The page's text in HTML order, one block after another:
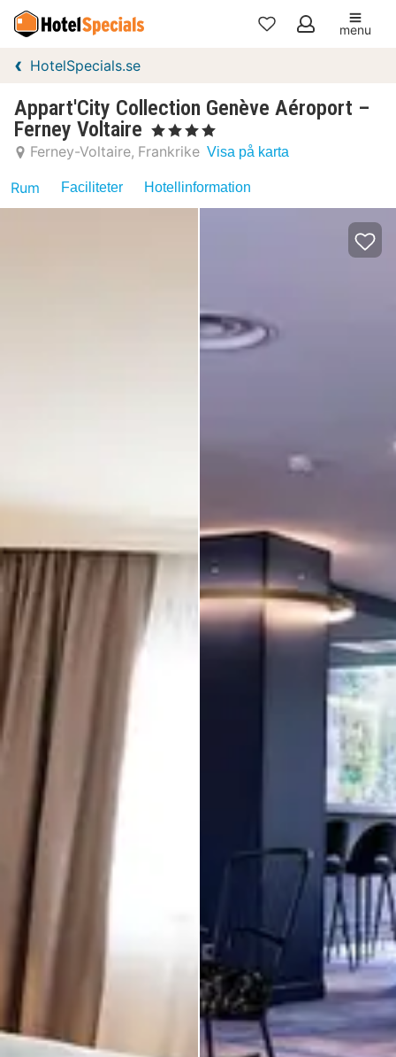
Mina
menu
HotelSpecials.se
Appart'City Collection Genève Aéroport –
Ferney Voltaire
, 4 Stjärnor
Ferney-Voltaire Frankrike Visa på karta
Rum Faciliteter Hotellinformation